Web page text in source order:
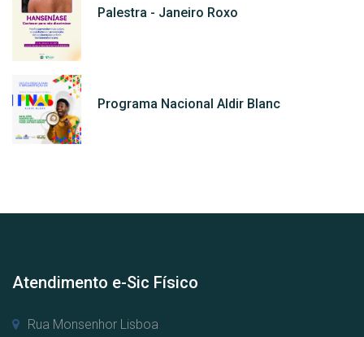
Palestra - Janeiro Roxo
Programa Nacional Aldir Blanc
Atendimento e-Sic Físico
Rua Monsenhor Lisboa